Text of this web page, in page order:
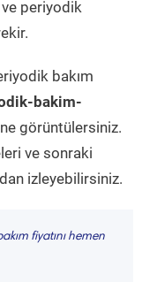
ve periyodik
bakım
bakim-
görüntülersiniz.
ve sonraki
izleyebilirsiniz.
fiyatını hemen